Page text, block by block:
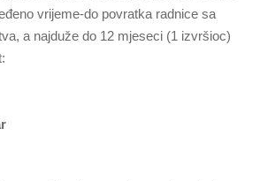
vrijeme-do povratka radnice sa
a najduže do 12 mjeseci (1 izvršioc)